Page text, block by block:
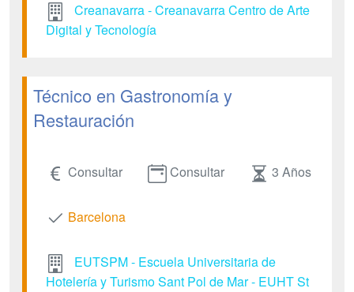
Creanavarra - Creanavarra Centro de Arte
Digital y Tecnología
Técnico en Gastronomía y
Restauración
Consultar Consultar 3 Años
Barcelona
EUTSPM - Escuela Universitaria de
Hotelería y Turismo Sant Pol de Mar - EUHT St